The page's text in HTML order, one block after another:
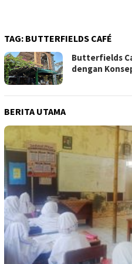
TAG: BUTTERFIELDS CAFÉ
Butterfields
dengan
BERITA UTAMA